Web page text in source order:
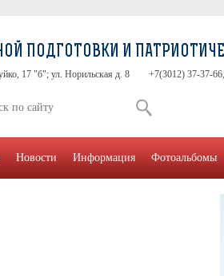
ПОДГОТОВКИ И
17 "б"; ул. Норильская д. 8 +7(3012) 37-37-
Новости Информация Фотоальбомы